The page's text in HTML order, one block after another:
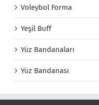
Voleybol Forma
Yeşil Buff
Yüz Bandanaları
Yüz Bandanası